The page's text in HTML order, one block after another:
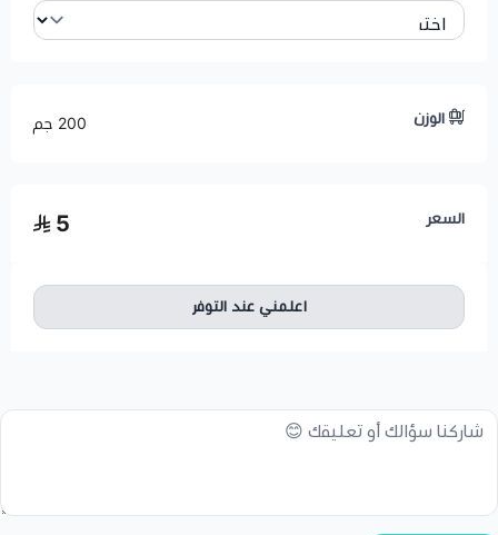
الوزن 200 جم
السعر 5
اعلمني عند التوفر